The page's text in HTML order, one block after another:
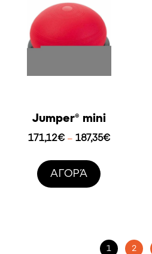
Jumper® mini
171,12€ – 187,35€Price
AΓΟΡΆ
1 2